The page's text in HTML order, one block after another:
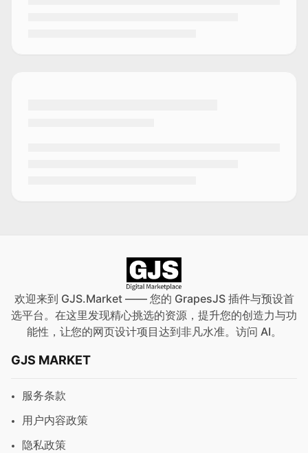
欢迎来到 GJS.Market —— 您的 GrapesJS 插件与预设首
选平台。在这里发现精心挑选的资源，提升您的创造力与功
能性，让您的网页设计项目达到非凡水准。访问 AI。
GJS MARKET
服务条款
用户内容政策
隐私政策